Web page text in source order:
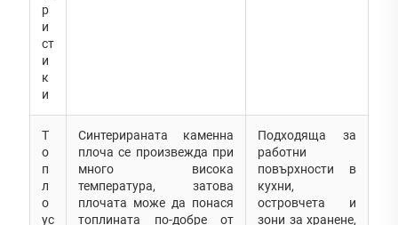
р
и
ст
и
к
и
Т
о
п
л
о
ус
Синтерираната каменна
плоча се произвежда при
много висока
температура, затова
плочата може да понася
топлината по-добре от
Подходяща за
работни
повърхности в
кухни,
островчета и
зони за хранене,